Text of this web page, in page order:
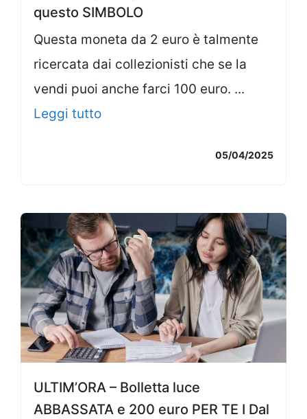
questo SIMBOLO
Questa moneta da 2 euro è talmente
ricercata dai collezionisti che se la
vendi puoi anche farci 100 euro. ...
Leggi tutto
05/04/2025
ULTIM’ORA – Bolletta luce
ABBASSATA e 200 euro PER TE I Dal